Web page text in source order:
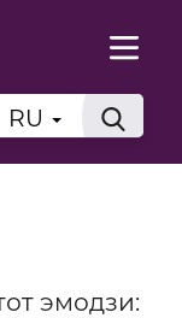
RU
эмодзи: